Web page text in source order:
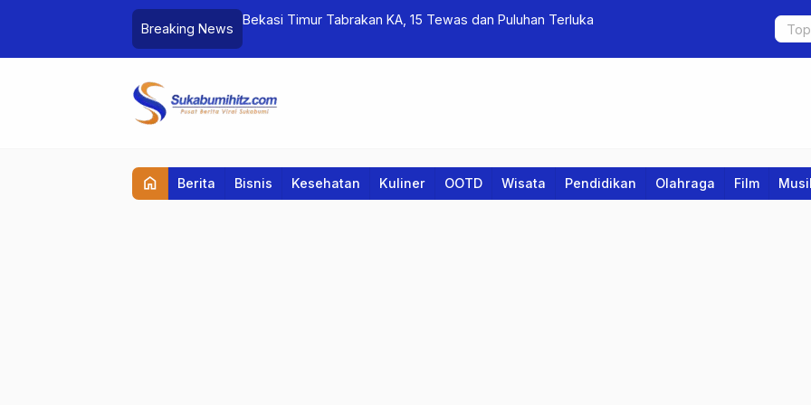
Breaking News
Bekasi Timur Tabrakan KA, 15 Tewas dan Puluhan Terluka
Indonesia
Kreatif
home Berita Bisnis Kesehatan Kuliner OOTD Wisata Pendidikan Olahraga Film